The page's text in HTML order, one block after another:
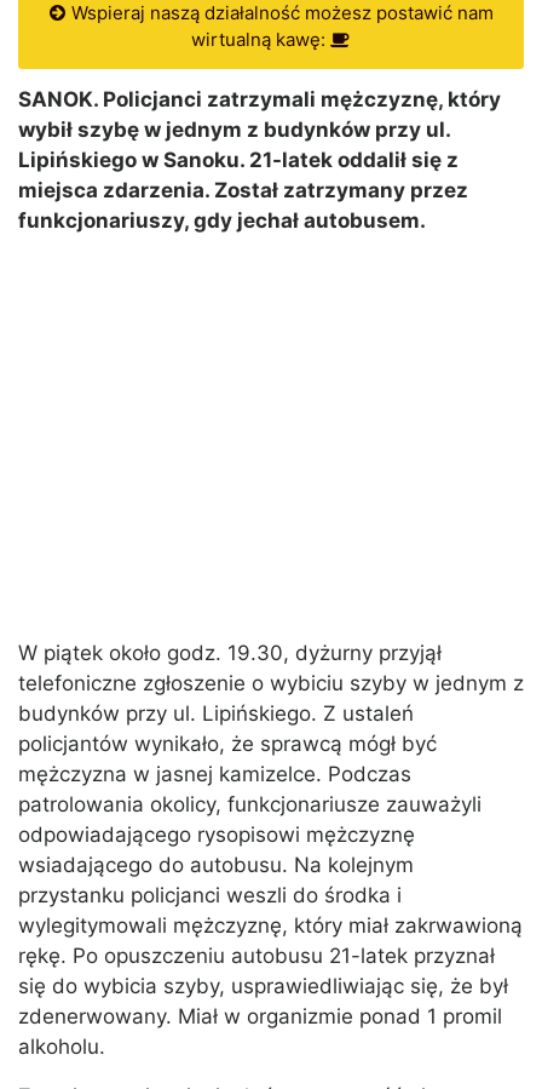
Wspieraj naszą działalność możesz postawić nam
wirtualną kawę:
SANOK. Policjanci zatrzymali mężczyznę, który
wybił szybę w jednym z budynków przy ul.
Lipińskiego w Sanoku. 21-latek oddalił się z
miejsca zdarzenia. Został zatrzymany przez
funkcjonariuszy, gdy jechał autobusem.
W piątek około godz. 19.30, dyżurny przyjął
telefoniczne zgłoszenie o wybiciu szyby w jednym z
budynków przy ul. Lipińskiego. Z ustaleń
policjantów wynikało, że sprawcą mógł być
mężczyzna w jasnej kamizelce. Podczas
patrolowania okolicy, funkcjonariusze zauważyli
odpowiadającego rysopisowi mężczyznę
wsiadającego do autobusu. Na kolejnym
przystanku policjanci weszli do środka i
wylegitymowali mężczyznę, który miał zakrwawioną
rękę. Po opuszczeniu autobusu 21-latek przyznał
się do wybicia szyby, usprawiedliwiając się, że był
zdenerwowany. Miał w organizmie ponad 1 promil
alkoholu.